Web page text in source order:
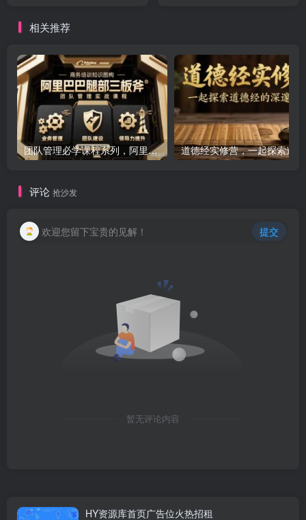
相关推荐
团队管理必学课程系列，阿里巴巴“腿部三板斧”
评论 抢沙发
欢迎您留下宝贵的见解！ 提交
暂无评论内容
HY资源库首页广告位火热招租